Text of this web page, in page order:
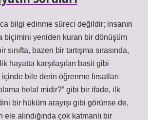
bilgi edinme süreci değildir; insanın
biçimini yeniden kuran bir dönüşüm
sınıfta, bazen bir tartışma sırasında,
hayatta karşılaşılan basit gibi
bile derin öğrenme fırsatları
helal midir?” gibi bir ifade, ilk
bir hüküm arayışı gibi görünse de,
ele alındığında çok katmanlı bir